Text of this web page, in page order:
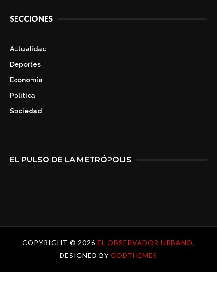
SECCIONES
Actualidad
Deportes
Economía
Politica
Sociedad
EL PULSO DE LA METRÓPOLIS
COPYRIGHT © 2026 EL OBSERVADOR URBANO.
DESIGNED BY ODDTHEMES